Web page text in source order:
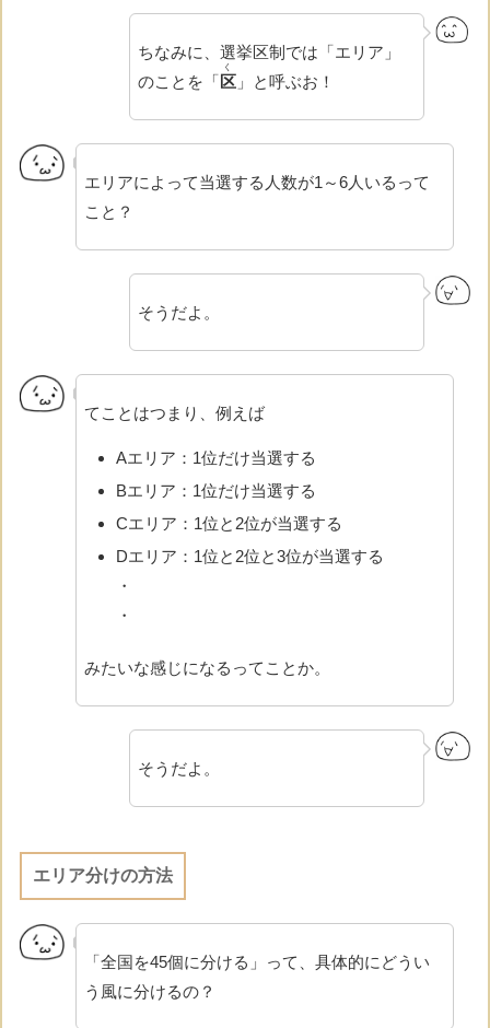
ちなみに、選挙区制では「エリア」
のことを「区
く
」と呼ぶお！
エリアによって当選する人数が1～6人いるって
こと？
そうだよ。
てことはつまり、例えば
Aエリア：1位だけ当選する
Bエリア：1位だけ当選する
Cエリア：1位と2位が当選する
Dエリア：1位と2位と3位が当選する
・
・
みたいな感じになるってことか。
そうだよ。
エリア分けの方法
「全国を45個に分ける」って、具体的にどうい
う風に分けるの？